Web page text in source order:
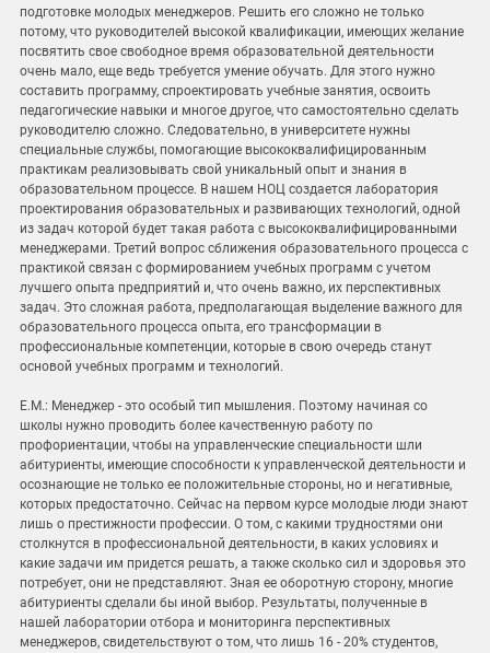
подготовке молодых менеджеров. Решить его сложно не только
потому, что руководителей высокой квалификации, имеющих желание
посвятить свое свободное время образовательной деятельности
очень мало, еще ведь требуется умение обучать. Для этого нужно
составить программу, спроектировать учебные занятия, освоить
педагогические навыки и многое другое, что самостоятельно сделать
руководителю сложно. Следовательно, в университете нужны
специальные службы, помогающие высококвалифицированным
практикам реализовывать свой уникальный опыт и знания в
образовательном процессе. В нашем НОЦ создается лаборатория
проектирования образовательных и развивающих технологий, одной
из задач которой будет такая работа с высококвалифицированными
менеджерами. Третий вопрос сближения образовательного процесса с
практикой связан с формированием учебных программ с учетом
лучшего опыта предприятий и, что очень важно, их перспективных
задач. Это сложная работа, предполагающая выделение важного для
образовательного процесса опыта, его трансформации в
профессиональные компетенции, которые в свою очередь станут
основой учебных программ и технологий.
Е.М.: Менеджер - это особый тип мышления. Поэтому начиная со
школы нужно проводить более качественную работу по
профориентации, чтобы на управленческие специальности шли
абитуриенты, имеющие способности к управленческой деятельности и
осознающие не только ее положительные стороны, но и негативные,
которых предостаточно. Сейчас на первом курсе молодые люди знают
лишь о престижности профессии. О том, с какими трудностями они
столкнутся в профессиональной деятельности, в каких условиях и
какие задачи им придется решать, а также сколько сил и здоровья это
потребует, они не представляют. Зная ее оборотную сторону, многие
абитуриенты сделали бы иной выбор. Результаты, полученные в
нашей лаборатории отбора и мониторинга перспективных
менеджеров, свидетельствуют о том, что лишь 16 - 20% студентов,